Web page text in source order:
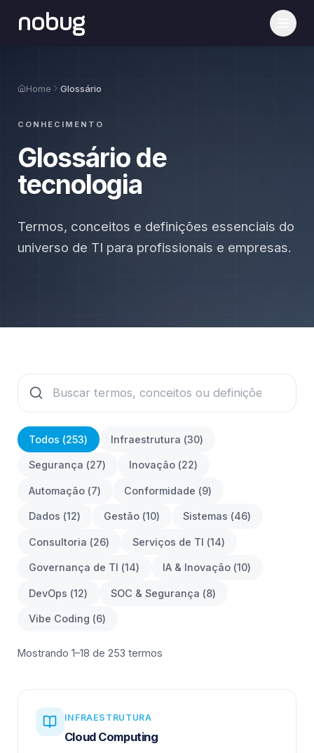
nobug
Home Glossário
CONHECIMENTO
Glossário de
tecnologia
Termos, conceitos e definições essenciais do
universo de TI para profissionais e empresas.
Todos (253) Infraestrutura (30)
Segurança (27) Inovação (22)
Automação (7) Conformidade (9)
Dados (12) Gestão (10) Sistemas (46)
Consultoria (26) Serviços de TI (14)
Governança de TI (14) IA & Inovação (10)
DevOps (12) SOC & Segurança (8)
Vibe Coding (6)
Mostrando 1–18 de 253 termos
INFRAESTRUTURA
Cloud Computing